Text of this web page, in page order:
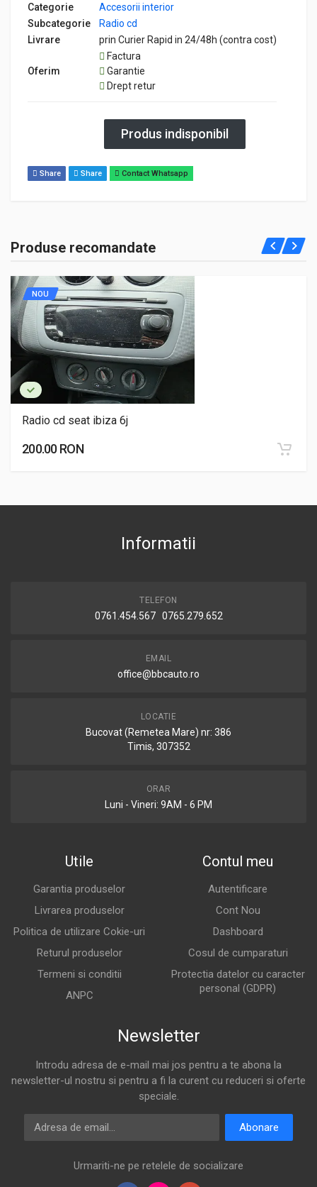
Categorie
Accesorii interior
Subcategorie
Radio cd
Livrare
prin Curier Rapid in 24/48h (contra cost)
Oferim
Factura
Garantie
Drept retur
Produs indisponibil
Share Share Contact Whatsapp
Produse recomandate
NOU
Radio cd seat ibiza 6j
200.00 RON
Informatii
TELEFON
0761.454.567 0765.279.652
EMAIL
office@bbcauto.ro
LOCATIE
Bucovat (Remetea Mare) nr: 386
Timis, 307352
ORAR
Luni - Vineri: 9AM - 6 PM
Utile
Garantia produselor
Livrarea produselor
Politica de utilizare Cokie-uri
Returul produselor
Termeni si conditii
ANPC
Contul meu
Autentificare
Cont Nou
Dashboard
Cosul de cumparaturi
Protectia datelor cu caracter
personal (GDPR)
Newsletter
Introdu adresa de e-mail mai jos pentru a te abona la
newsletter-ul nostru si pentru a fi la curent cu reduceri si oferte
speciale.
Adresa de email
Abonare
Urmariti-ne pe retelele de socializare